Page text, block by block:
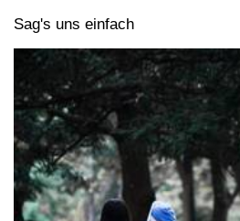
Sag's uns einfach